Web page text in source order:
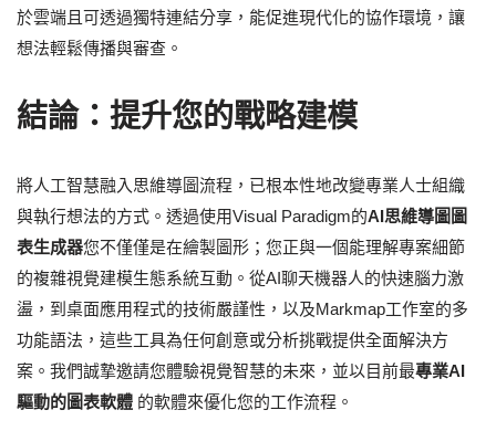
於雲端且可透過獨特連結分享，能促進現代化的協作環境，讓
想法輕鬆傳播與審查。
結論：提升您的戰略建模
將人工智慧融入思維導圖流程，已根本性地改變專業人士組織
與執行想法的方式。透過使用Visual Paradigm的AI思維導圖圖
表生成器您不僅僅是在繪製圖形；您正與一個能理解專案細節
的複雜視覺建模生態系統互動。從AI聊天機器人的快速腦力激
盪，到桌面應用程式的技術嚴謹性，以及Markmap工作室的多
功能語法，這些工具為任何創意或分析挑戰提供全面解決方
案。我們誠摯邀請您體驗視覺智慧的未來，並以目前最專業AI
驅動的圖表軟體 的軟體來優化您的工作流程。